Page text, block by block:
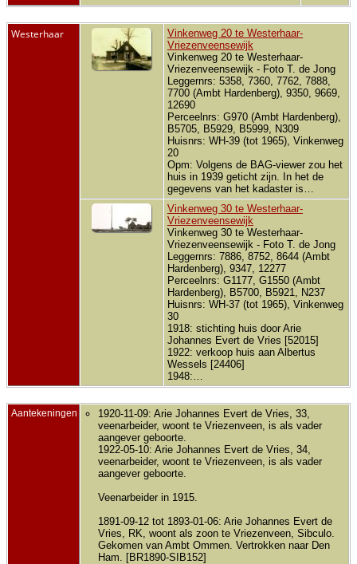
Westerhaar
Vinkenweg 20 te Westerhaar-
Vriezenveensewijk
Vinkenweg 20 te Westerhaar-
Vriezenveensewijk - Foto T. de Jong
Leggernrs: 5358, 7360, 7762, 7888,
7700 (Ambt Hardenberg), 9350, 9669,
12690
Perceelnrs: G970 (Ambt Hardenberg),
B5705, B5929, B5999, N309
Huisnrs: WH-39 (tot 1965), Vinkenweg
20
Opm: Volgens de BAG-viewer zou het
huis in 1939 geticht zijn. In het de
gegevens van het kadaster is…
Vinkenweg 30 te Westerhaar-
Vriezenveensewijk
Vinkenweg 30 te Westerhaar-
Vriezenveensewijk - Foto T. de Jong
Leggernrs: 7886, 8752, 8644 (Ambt
Hardenberg), 9347, 12277
Perceelnrs: G1177, G1550 (Ambt
Hardenberg), B5700, B5921, N237
Huisnrs: WH-37 (tot 1965), Vinkenweg
30
1918: stichting huis door Arie
Johannes Evert de Vries [52015]
1922: verkoop huis aan Albertus
Wessels [24406]
1948:…
Aantekeningen
1920-11-09: Arie Johannes Evert de Vries, 33,
veenarbeider, woont te Vriezenveen, is als vader
aangever geboorte.
1922-05-10: Arie Johannes Evert de Vries, 34,
veenarbeider, woont te Vriezenveen, is als vader
aangever geboorte.
Veenarbeider in 1915.
1891-09-12 tot 1893-01-06: Arie Johannes Evert de
Vries, RK, woont als zoon te Vriezenveen, Sibculo.
Gekomen van Ambt Ommen. Vertrokken naar Den
Ham. [BR1890-SIB152]